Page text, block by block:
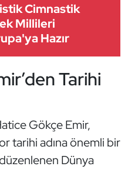
Cimnastik
Millileri
Hazır
Tarihi
Gökçe Emir,
tarihi adına önemli bir
düzenlenen Dünya